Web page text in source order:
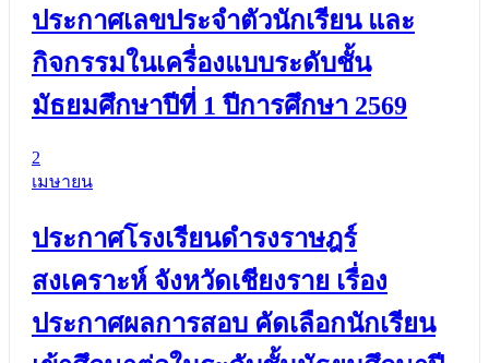
ประกาศเลขประจำตัวนักเรียน และ
กิจกรรมในเครื่องแบบระดับชั้น
มัธยมศึกษาปีที่ 1 ปีการศึกษา 2569
2
เมษายน
ประกาศโรงเรียนดำรงราษฎร์
สงเคราะห์ จังหวัดเชียงราย เรื่อง
ประกาศผลการสอบ คัดเลือกนักเรียน